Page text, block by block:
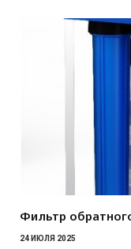
Фильтр
24 ИЮЛЯ 2025